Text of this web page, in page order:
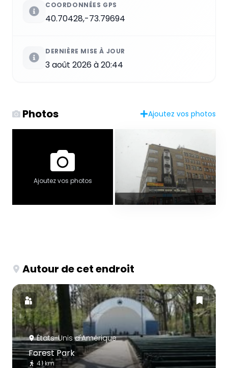
COORDONNÉES GPS
40.70428,-73.79694
DERNIÈRE MISE À JOUR
3 août 2026 à 20:44
Photos Ajoutez vos photos
Ajoutez vos photos
Autour de cet endroit
États-Unis d'Amérique
Forest Park
4.1 km